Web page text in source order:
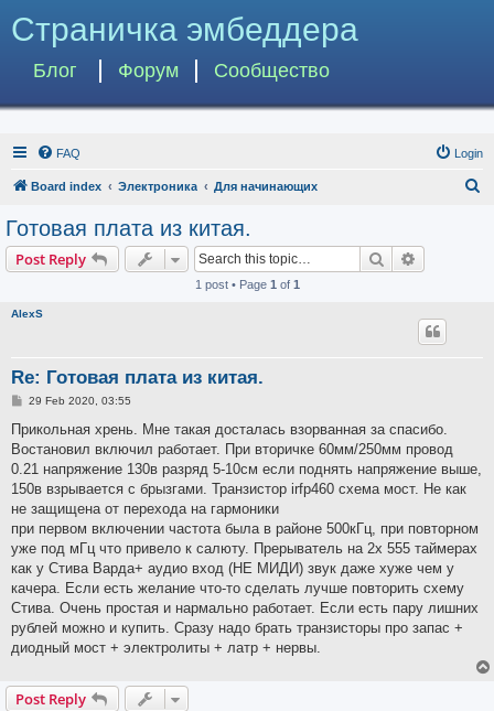
Страничка эмбеддера
Блог Форум Сообщество
FAQ Login
Board index Электроника Для начинающих
Готовая плата из китая.
Post Reply Search
1 post • Page 1 of 1
AlexS
Re: Готовая плата из китая.
P
s
29 Feb 2020, 03:55
Прикольная хрень. Мне такая досталась взорванная за спасибо.
Востановил включил работает. При вторичке 60мм/250мм провод
0.21 напряжение 130в разряд 5-10см если поднять напряжение выше,
150в взрывается с брызгами. Транзистор irfp460 схема мост. Не как
не защищена от перехода на гармоники
при первом включении частота была в районе 500кГц, при повторном
уже под мГц что привело к салюту. Прерыватель на 2х 555 таймерах
как у Стива Варда+ аудио вход (НЕ МИДИ) звук даже хуже чем у
качера. Если есть желание что-то сделать лучше повторить схему
Стива. Очень простая и нармально работает. Если есть пару лишних
рублей можно и купить. Сразу надо брать транзисторы про запас +
диодный мост + электролиты + латр + нервы.
Post Reply